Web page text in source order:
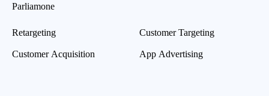
Parliamone
Retargeting
Customer Acquisition
Customer Targeting
App Advertising